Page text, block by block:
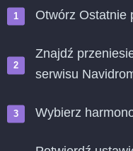
Otwórz Ostatnie
Znajdź
serwisu
Wybierz